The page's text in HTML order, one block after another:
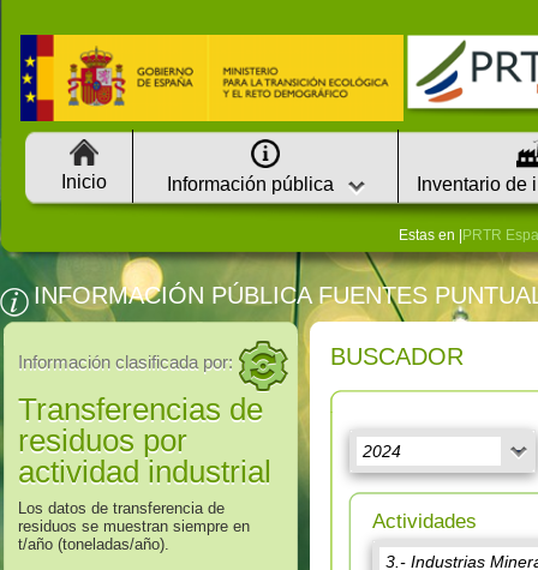
Inicio Información pública Inventario de
Estas en | PRTR
INFORMACIÓN PÚBLICA FUENTES
Información clasificada por:
Transferencias de
residuos por
actividad industrial
Los datos de transferencia de
residuos se muestran siempre en
t/año (toneladas/año).
BUSCADOR
Actividades